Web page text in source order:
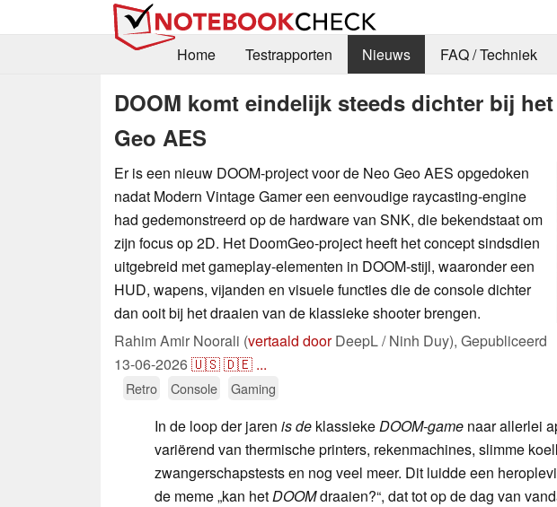
Home
Testrapporten Nieuws FAQ / Techniek
DOOM komt eindelijk steeds dichter bij
Geo AES
Er is een nieuw DOOM-project voor de Neo Geo AES opgedoken
nadat Modern Vintage Gamer een eenvoudige raycasting-engine
had gedemonstreerd op de hardware van SNK, die bekendstaat om
zijn focus op 2D. Het DoomGeo-project heeft het concept sindsdien
uitgebreid met gameplay-elementen in DOOM-stijl, waaronder een
HUD, wapens, vijanden en visuele functies die de console dichter
dan ooit bij het draaien van de klassieke shooter brengen.
Rahim Amir Noorali (vertaald doorDeepL / Ninh Duy), Gepubliceerd
13-06-2026🇺🇸🇩🇪 ...
Retro Console Gaming
In de loop der jaren is de klassiekeDOOM-game naar allerlei
variërend van thermische printers, rekenmachines, slimme
zwangerschapstests en nog veel meer. Dit luidde een
de meme „kan hetDOOMdraaien?“, dat tot op de dag van